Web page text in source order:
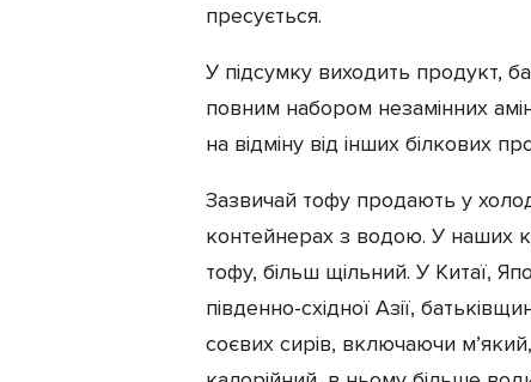
пресується.
У підсумку виходить продукт,
повним набором незамінних
на відміну від інших білкових
Зазвичай тофу продають у
контейнерах з водою. У наших
тофу, більш щільний. У Китаї,
південно-східної Азії,
соєвих сирів, включаючи